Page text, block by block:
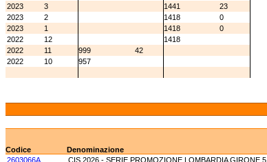
2023
3 1441
23
2023
2 1418
0
2023
1 1418
0
2022
12
1418
2022
11 999
42
2022
10 957
Codice
Denominazione
2603066A
CIS 2026 - SERIE PROMOZIONE LOMBARDIA GIRONE 5